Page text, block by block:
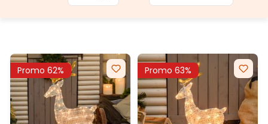
Promo 62% Promo 63%